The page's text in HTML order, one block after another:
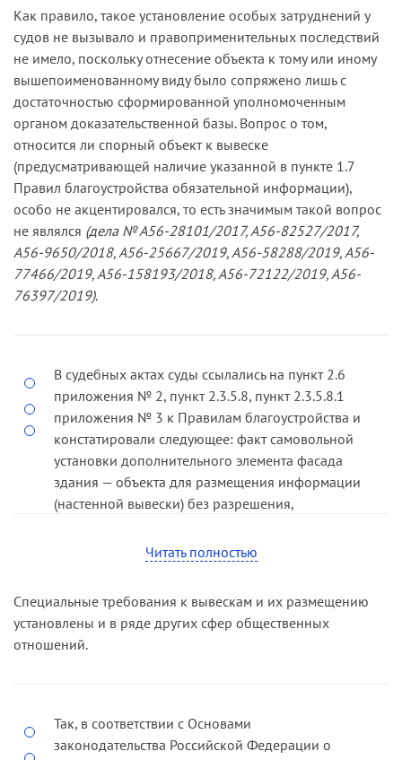
действовавшей до 21 июля 2020 года) за
самовольную установку или перемещение
объекта для размещения информации без
разрешения, выданного уполномоченным
Правительством Санкт-Петербурга
исполнительным органом государственной
власти Санкт-Петербурга, а равно эксплуатацию
указанных объектов, установленных и (или)
перемещенных самовольно, без разрешения,
выданного уполномоченным Правительством
Санкт-Петербурга исполнительным органом
государственной власти Санкт-Петербурга,
предусмотрена административная
ответственность.
закрепленного в пункте 2 статьи 16 Закона
Санкт-Петербурга № 273-70, законодатель
использовал понятие «объект для размещения
информации», определяя таким образом
предмет, самовольная установка или
перемещение которого влечет применение мер
административной ответственности.
понятие «объект для размещения информации»
В пункте 2.6 приложения № 2 к Правилам
благоустройства (в редакции, действовавшей до
статьи 16 Закона Санкт-Петербурга № 273-70:
это вывески, указатели, меню, пилоны
Как правило, такое установление особых затруднений у
судов не вызывало и правоприменительных последствий
не имело, поскольку отнесение объекта к тому или иному
вышепоименованному виду было сопряжено лишь с
достаточностью сформированной уполномоченным
органом доказательственной базы. Вопрос о том,
относится ли спорный объект к вывеске
(предусматривающей наличие указанной в пункте 1.7
Правил благоустройства обязательной информации),
особо не акцентировался, то есть значимым такой вопрос
не являлся (дела № А56-28101/2017, А56-82527/2017,
А56-9650/2018, А56-25667/2019, А56-58288/2019, А56-
77466/2019, А56-158193/2018, А56-72122/2019, А56-
76397/2019).
В судебных актах суды ссылались на пункт 2.6
приложения № 2, пункт 2.3.5.8, пункт 2.3.5.8.1
приложения № 3 к Правилам благоустройства и
констатировали следующее: факт самовольной
установки дополнительного элемента фасада
здания — объекта для размещения информации
(настенной вывески) без разрешения,
Санкт-Петербурга исполнительным органом
государственной власти Санкт-Петербурга,
подтверждается материалами дела (акт осмотра
от… с фототаблицей и ситуационным планом,
протоколом от… об административном
период с 2018 по 2020 год (в том числе
значительную часть в порядке упрощенного
Читать полностью
Специальные требования к вывескам и их размещению
установлены и в ряде других сфер общественных
отношений.
Так, в соответствии с Основами
законодательства Российской Федерации о